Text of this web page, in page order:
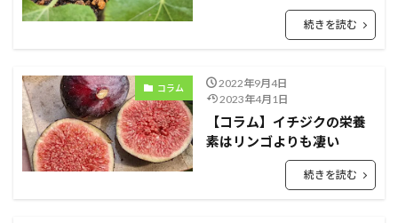
続きを読む
コラム
2022年9月4日
2023年4月1日
【コラム】イチジクの栄養
素はリンゴよりも凄い
続きを読む